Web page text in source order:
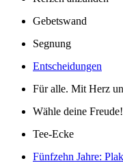
Gebetswand
Segnung
Entscheidungen
Für alle. Mit Herz
Wähle deine Freude!
Tee-Ecke
Fünfzehn Jahre: